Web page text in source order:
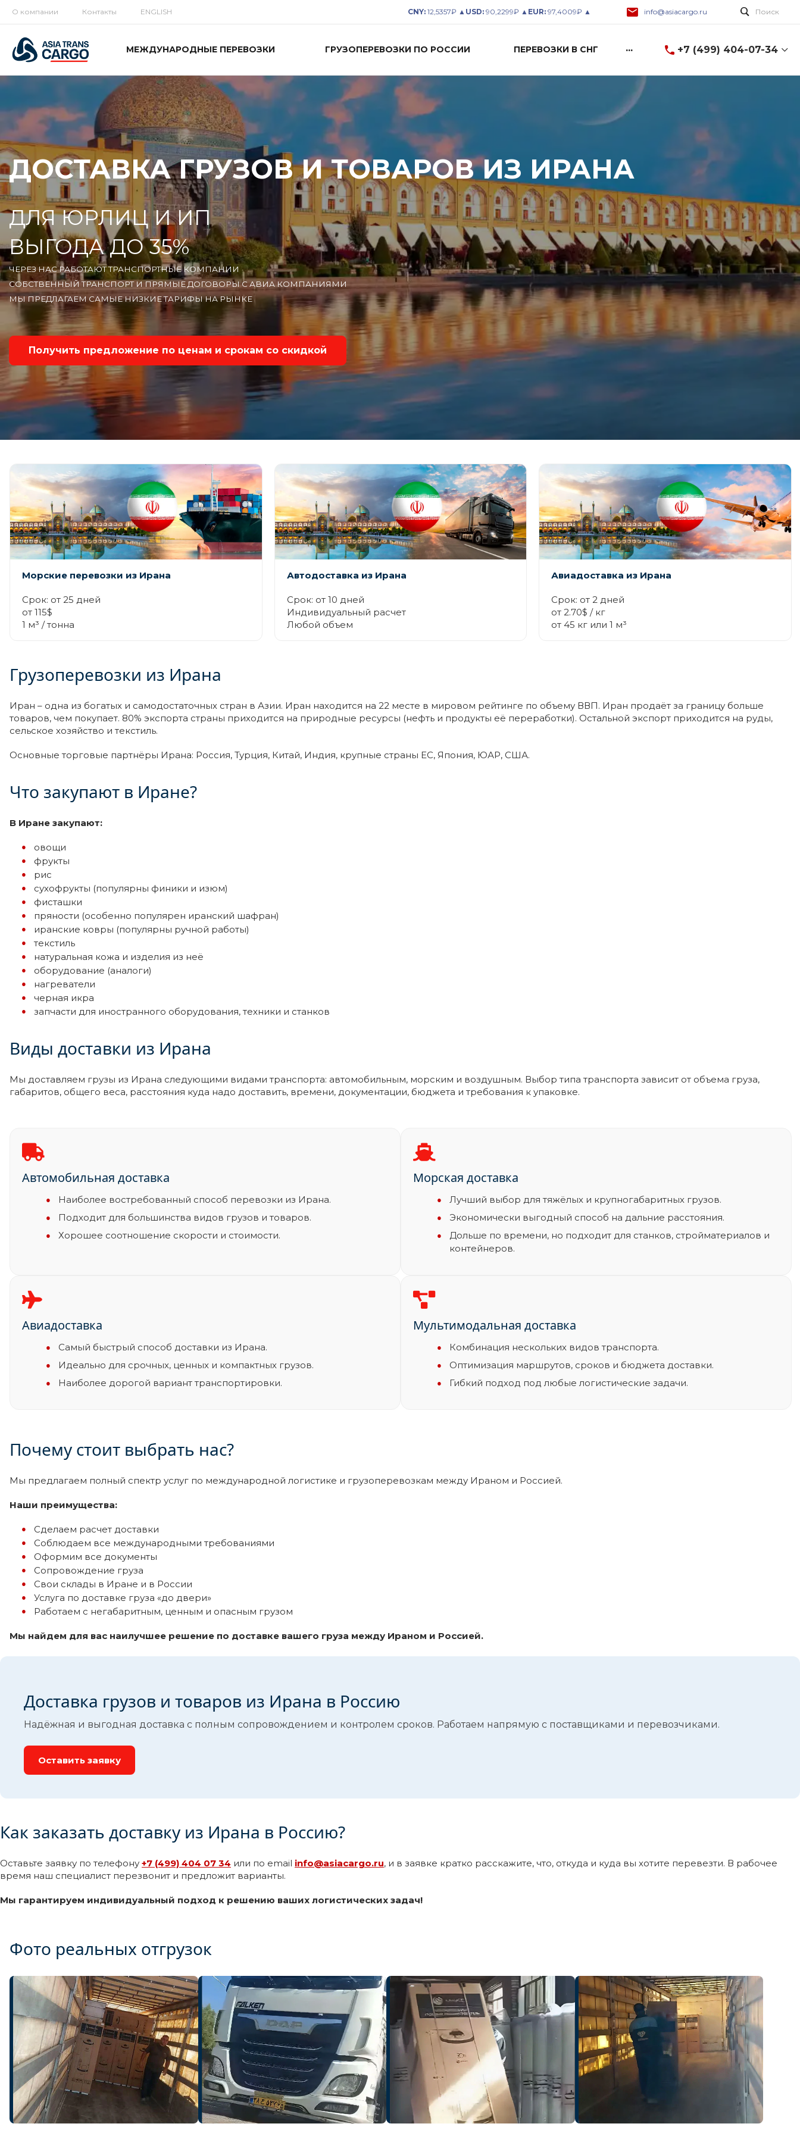
О компании Контакты ENGLISH CNY: 12,5357₽ ▲ USD: 90,2299₽ ▲ EUR: 97,4009₽ ▲ info@asiacargo.ru Поиск
МЕЖДУНАРОДНЫЕ ПЕРЕВОЗКИ ГРУЗОПЕРЕВОЗКИ ПО РОССИИ ПЕРЕВОЗКИ В СНГ ... +7 (499) 404-07-34
Выходной
ДОСТАВКА ГРУЗОВ И ТОВАРОВ ИЗ ИРАНА
ДЛЯ ЮРЛИЦ И ИП
ВЫГОДА ДО 35%
ЧЕРЕЗ НАС РАБОТАЮТ ТРАНСПОРТНЫЕ КОМПАНИИ
СОБСТВЕННЫЙ ТРАНСПОРТ И ПРЯМЫЕ ДОГОВОРЫ С АВИА КОМПАНИЯМИ
МЫ ПРЕДЛАГАЕМ САМЫЕ НИЗКИЕ ТАРИФЫ НА РЫНКЕ
Получить предложение по ценам и срокам со скидкой
Морские перевозки из Ирана
Срок: от 25 дней
от 115$
1 м³ / тонна
Автодоставка из Ирана
Срок: от 10 дней
Индивидуальный расчет
Любой объем
Авиадоставка из Ирана
Срок: от 2 дней
от 2.70$ / кг
от 45 кг или 1 м³
Грузоперевозки из Ирана
Иран – одна из богатых и самодостаточных стран в Азии. Иран находится на 22 месте в мировом рейтинге по объему ВВП. Иран продаёт за границу больше
товаров, чем покупает. 80% экспорта страны приходится на природные ресурсы (нефть и продукты её переработки). Остальной экспорт приходится на руды,
сельское хозяйство и текстиль.
Основные торговые партнёры Ирана: Россия, Турция, Китай, Индия, крупные страны ЕС, Япония, ЮАР, США.
Что закупают в Иране?
В Иране закупают:
овощи
фрукты
рис
сухофрукты (популярны финики и изюм)
фисташки
пряности (особенно популярен иранский шафран)
иранские ковры (популярны ручной работы)
текстиль
натуральная кожа и изделия из неё
оборудование (аналоги)
нагреватели
черная икра
запчасти для иностранного оборудования, техники и станков
Виды доставки из Ирана
Мы доставляем грузы из Ирана следующими видами транспорта: автомобильным, морским и воздушным. Выбор типа транспорта зависит от объема груза,
габаритов, общего веса, расстояния куда надо доставить, времени, документации, бюджета и требования к упаковке.
Автомобильная доставка
Наиболее востребованный способ перевозки из Ирана.
Подходит для большинства видов грузов и товаров.
Хорошее соотношение скорости и стоимости.
Морская доставка
Лучший выбор для тяжёлых и крупногабаритных грузов.
Экономически выгодный способ на дальние расстояния.
Дольше по времени, но подходит для станков, стройматериалов и
контейнеров.
Авиадоставка
Самый быстрый способ доставки из Ирана.
Идеально для срочных, ценных и компактных грузов.
Наиболее дорогой вариант транспортировки.
Мультимодальная доставка
Комбинация нескольких видов транспорта.
Оптимизация маршрутов, сроков и бюджета доставки.
Гибкий подход под любые логистические задачи.
Почему стоит выбрать нас?
Мы предлагаем полный спектр услуг по международной логистике и грузоперевозкам между Ираном и Россией.
Наши преимущества:
Сделаем расчет доставки
Соблюдаем все международными требованиями
Оформим все документы
Сопровождение груза
Свои склады в Иране и в России
Услуга по доставке груза «до двери»
Работаем с негабаритным, ценным и опасным грузом
Мы найдем для вас наилучшее решение по доставке вашего груза между Ираном и Россией.
Доставка грузов и товаров из Ирана в Россию
Надёжная и выгодная доставка с полным сопровождением и контролем сроков. Работаем напрямую с поставщиками и перевозчиками.
Оставить заявку
Как заказать доставку из Ирана в Россию?
Оставьте заявку по телефону +7 (499) 404 07 34 или по email info@asiacargo.ru, и в заявке кратко расскажите, что, откуда и куда вы хотите перевезти. В рабочее
время наш специалист перезвонит и предложит варианты.
Мы гарантируем индивидуальный подход к решению ваших логистических задач!
Фото реальных отгрузок